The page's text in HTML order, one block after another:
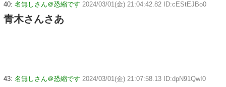
40: 名無しさん＠恐縮です 2024/03/01(金) 21:04:42.82 ID:cEStEJBo0
青木さんさあ
43: 名無しさん＠恐縮です 2024/03/01(金) 21:07:58.13 ID:dpN91QwI0